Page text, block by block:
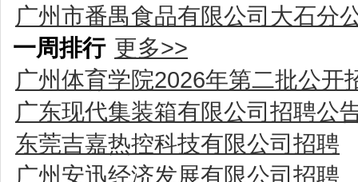
广州市番禺食品有限公司大石分
一周排行 更多>>
广州体育学院2026年第二批公开
广东现代集装箱有限公司招聘公
东莞吉嘉热控科技有限公司招聘
广州安迅经济发展有限公司招聘